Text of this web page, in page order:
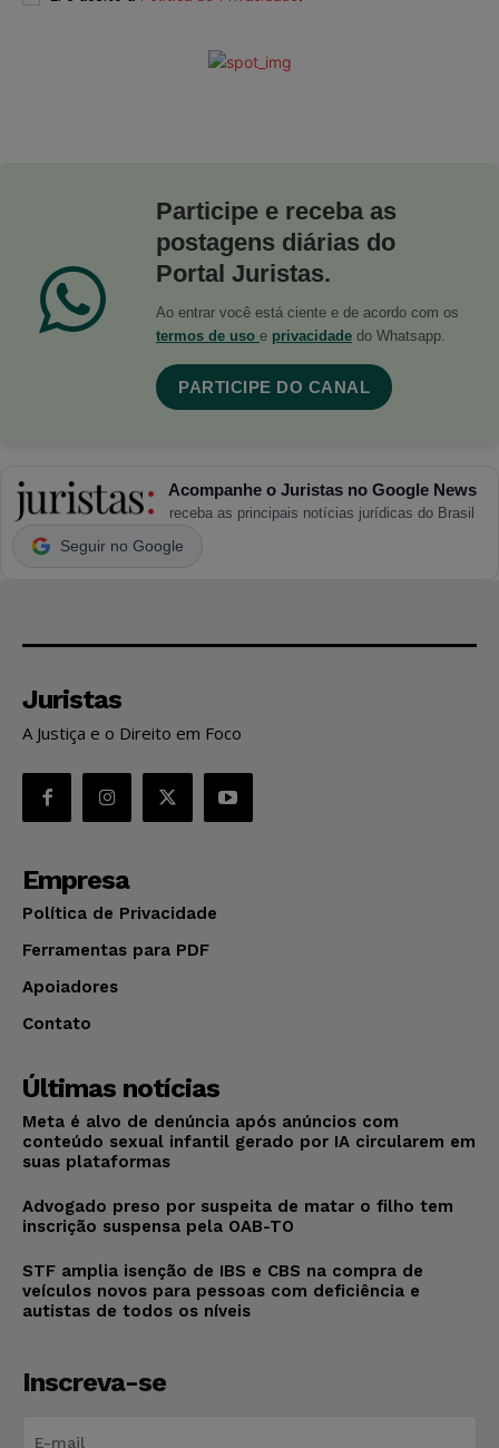
Participe e receba as
postagens diárias do
Portal Juristas.
Ao entrar você está ciente e de acordo com os
termos de uso e privacidade do Whatsapp.
PARTICIPE DO CANAL
Acompanhe o Juristas no Google News
receba as principais notícias jurídicas do Brasil
Seguir no Google
Juristas
A Justiça e o Direito em Foco
Empresa
Política de Privacidade
Ferramentas para PDF
Apoiadores
Contato
Últimas notícias
Meta é alvo de denúncia após anúncios com
conteúdo sexual infantil gerado por IA circularem em
suas plataformas
Advogado preso por suspeita de matar o filho tem
inscrição suspensa pela OAB-TO
STF amplia isenção de IBS e CBS na compra de
veículos novos para pessoas com deficiência e
autistas de todos os níveis
Inscreva-se